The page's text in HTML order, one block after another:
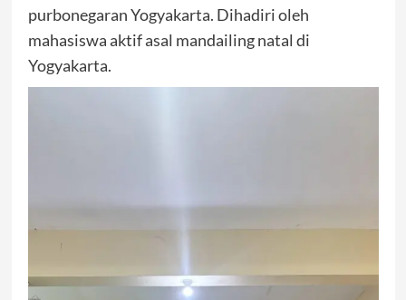
purbonegaran Yogyakarta. Dihadiri oleh
mahasiswa aktif asal mandailing natal di
Yogyakarta.